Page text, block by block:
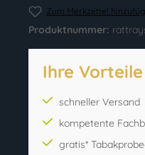
Zum Merkzettel
Produktnummer:
Ihre
schneller Versand
kompetente
gratis*